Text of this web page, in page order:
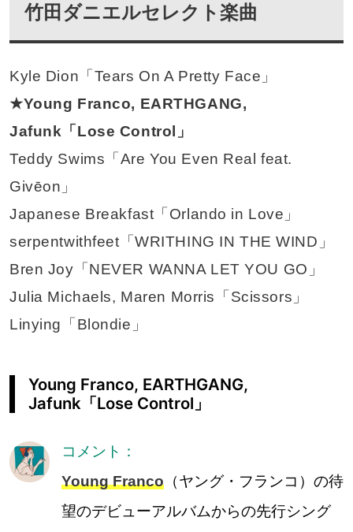
竹田ダニエルセレクト楽曲
Kyle Dion「Tears On A Pretty Face」
★Young Franco, EARTHGANG,
Jafunk「Lose Control」
Teddy Swims「Are You Even Real feat.
Givēon」
Japanese Breakfast「Orlando in Love」
serpentwithfeet「WRITHING IN THE WIND」
Bren Joy「NEVER WANNA LET YOU GO」
Julia Michaels, Maren Morris「Scissors」
Linying「Blondie」
Young Franco, EARTHGANG,
Jafunk「Lose Control」
コメント：
Young Franco（ヤング・フランコ）の待
望のデビューアルバムからの先行シング